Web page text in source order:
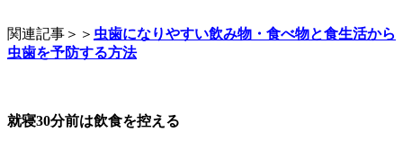
関連記事＞＞ 虫歯になりやすい飲み物・食べ物と食生活から
虫歯を予防する方法
就寝30分前は飲食を控える